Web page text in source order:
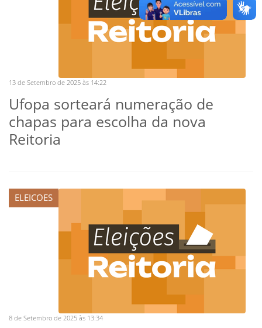
13 de Setembro de 2025 às 14:22
Ufopa sorteará numeração de
chapas para escolha da nova
Reitoria
ELEICOES
8 de Setembro de 2025 às 13:34